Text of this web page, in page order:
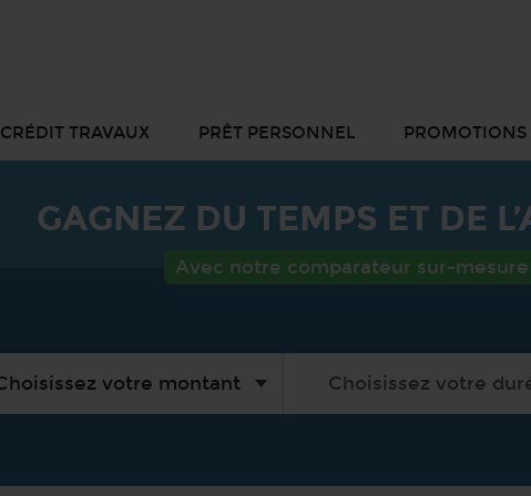
CRÉDIT TRAVAUX PRÊT PERSONNEL PROMOTIONS
GAGNEZ DU TEMPS ET DE
Avec notre comparateur sur-mesure